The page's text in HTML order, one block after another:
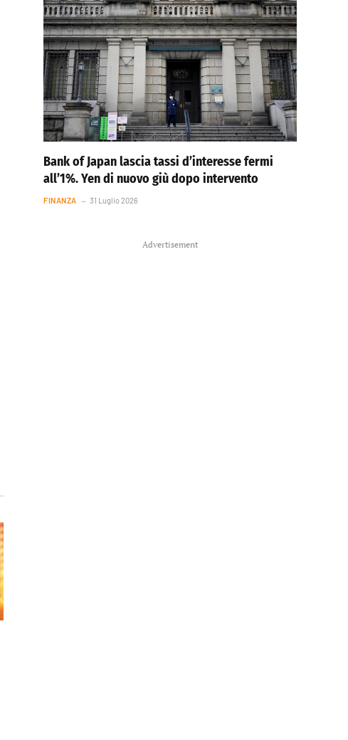
Bank of Japan lascia tassi d’interesse fermi
all’1%. Yen di nuovo giù dopo intervento
FINANZA 31 Luglio 2026
Advertisement